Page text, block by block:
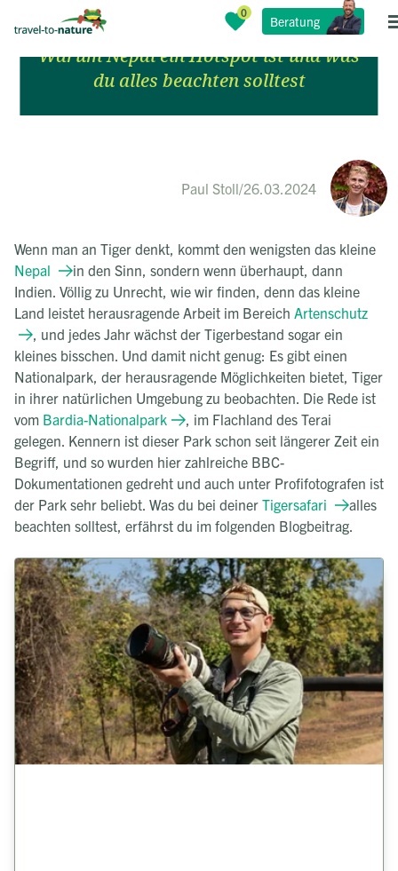
Beratung
Tigerbeobachtung in Nepal
Warum Nepal ein Hotspot ist und was
du alles beachten solltest
Paul Stoll/26.03.2024
Wenn man an Tiger denkt, kommt den wenigsten das kleine
Nepal
in den Sinn, sondern wenn überhaupt, dann
Indien. Völlig zu Unrecht, wie wir finden, denn das kleine
Land leistet herausragende Arbeit im Bereich Artenschutz
, und jedes Jahr wächst der Tigerbestand sogar ein
kleines bisschen. Und damit nicht genug: Es gibt einen
Nationalpark, der herausragende Möglichkeiten bietet, Tiger
in ihrer natürlichen Umgebung zu beobachten. Die Rede ist
vom Bardia-Nationalpark
, im Flachland des Terai
gelegen. Kennern ist dieser Park schon seit längerer Zeit ein
Begriff, und so wurden hier zahlreiche BBC-
Dokumentationen gedreht und auch unter Profifotografen ist
der Park sehr beliebt. Was du bei deiner Tigersafari
alles
beachten solltest, erfährst du im folgenden Blogbeitrag.